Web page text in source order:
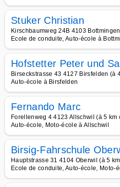
Stuker Christian
Kirschbaumweg 24B 4103
Ecole de conduite, Auto-école à
Hofstetter Peter und
Birseckstrasse 43 4127 Birsfelden (à
Auto-école à Birsfelden
Fernando Marc
Forellenweg 4 4123 Allschwil (à 5 km
Auto-école, Moto-école à Allschwil
Birsig-Fahrschule
Hauptstrasse 31 4104 Oberwil (à 5
Ecole de conduite, Auto-école, Moto-